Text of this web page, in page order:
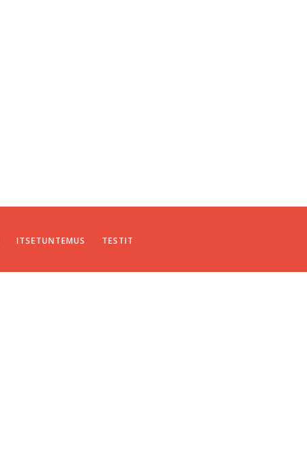
ITSETUNTEMUS TESTIT